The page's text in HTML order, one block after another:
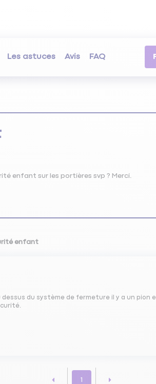
Les astuces Avis FAQ
enfant sur les portières svp ? Merci.
enfant
du système de fermeture il y a un pion
1